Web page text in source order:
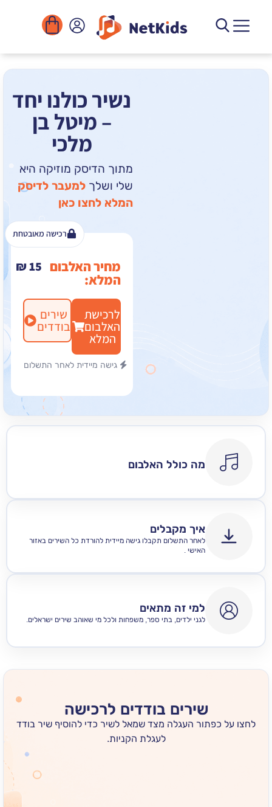
נשיר כולנו יחד
– מיטל בן
מתוך הדיסק מוזיקה היא
שלי ושלךלמעבר לדיסק
המלא לחצו כאן
מחיר האלבום ₪15
שירים
בודדים
גישה מיידית לאחר התשלום
רכישה מאובטחת
מה כולל האלבום
איך מקבלים
לאחר התשלום תקבלו גישה מיידית להורדת כל השירים באזור
למי זה מתאים
לגני ילדים, בתי ספר, משפחות ולכל מי שאוהב שירים ישראלים.
שירים בודדים לרכישה
כפתור העגלה מצד שמאל לשיר כדי להוסיף שיר בודד
לעגלת הקניות.